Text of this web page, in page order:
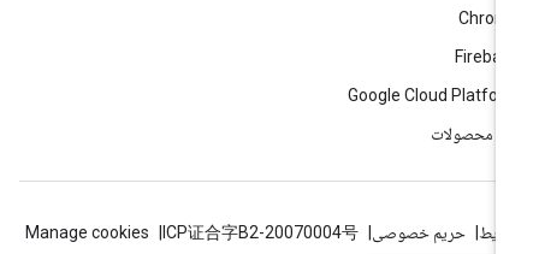
Google Cloud
محصولات
حریم خصوصی ICP证合字B2-20070004号
Manage cookies